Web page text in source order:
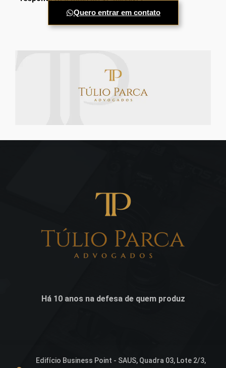
Quero entrar em contato
Edifício Business Point - SAUS, Quadra 03, Lote 2/3,
Há 10 anos na defesa de quem produz